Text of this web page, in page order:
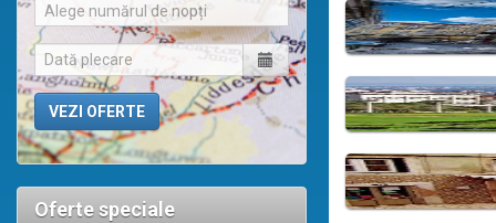
Alege numărul de nopți
Oferte speciale